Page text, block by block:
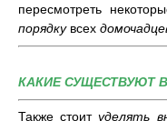
пересмотреть
порядкувсех
КАКИЕ СУЩЕСТВУЮТ
Также стоитуделять